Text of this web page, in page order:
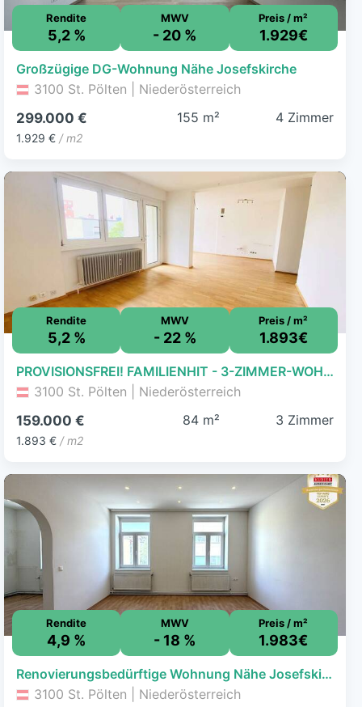
Rendite
5,2 %
MWV
- 20 %
Preis / m²
1.929€
Großzügige DG-Wohnung Nähe Josefskirche
3100 St. Pölten | Niederösterreich
299.000 €
1.929 € / m2
155 m² 4 Zimmer
Rendite
5,2 %
MWV
- 22 %
Preis / m²
1.893€
PROVISIONSFREI! FAMILIENHIT - 3-ZIMMER-WOHNUNG IN SEHR GUTER WOHNLAGE!
3100 St. Pölten | Niederösterreich
159.000 €
1.893 € / m2
84 m² 3 Zimmer
Rendite
4,9 %
MWV
- 18 %
Preis / m²
1.983€
Renovierungsbedürftige Wohnung Nähe Josefskirche
3100 St. Pölten | Niederösterreich